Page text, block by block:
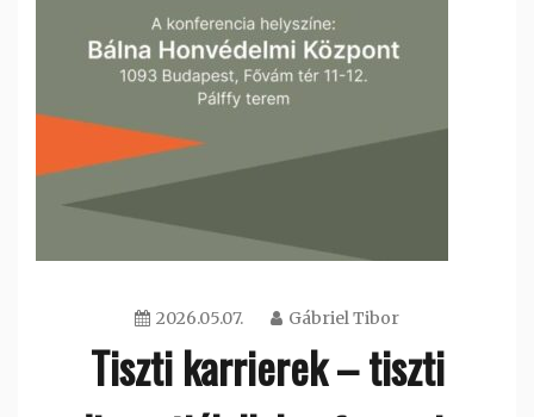
2026.05.07. Gábriel Tibor
Tiszti karrierek – tiszti